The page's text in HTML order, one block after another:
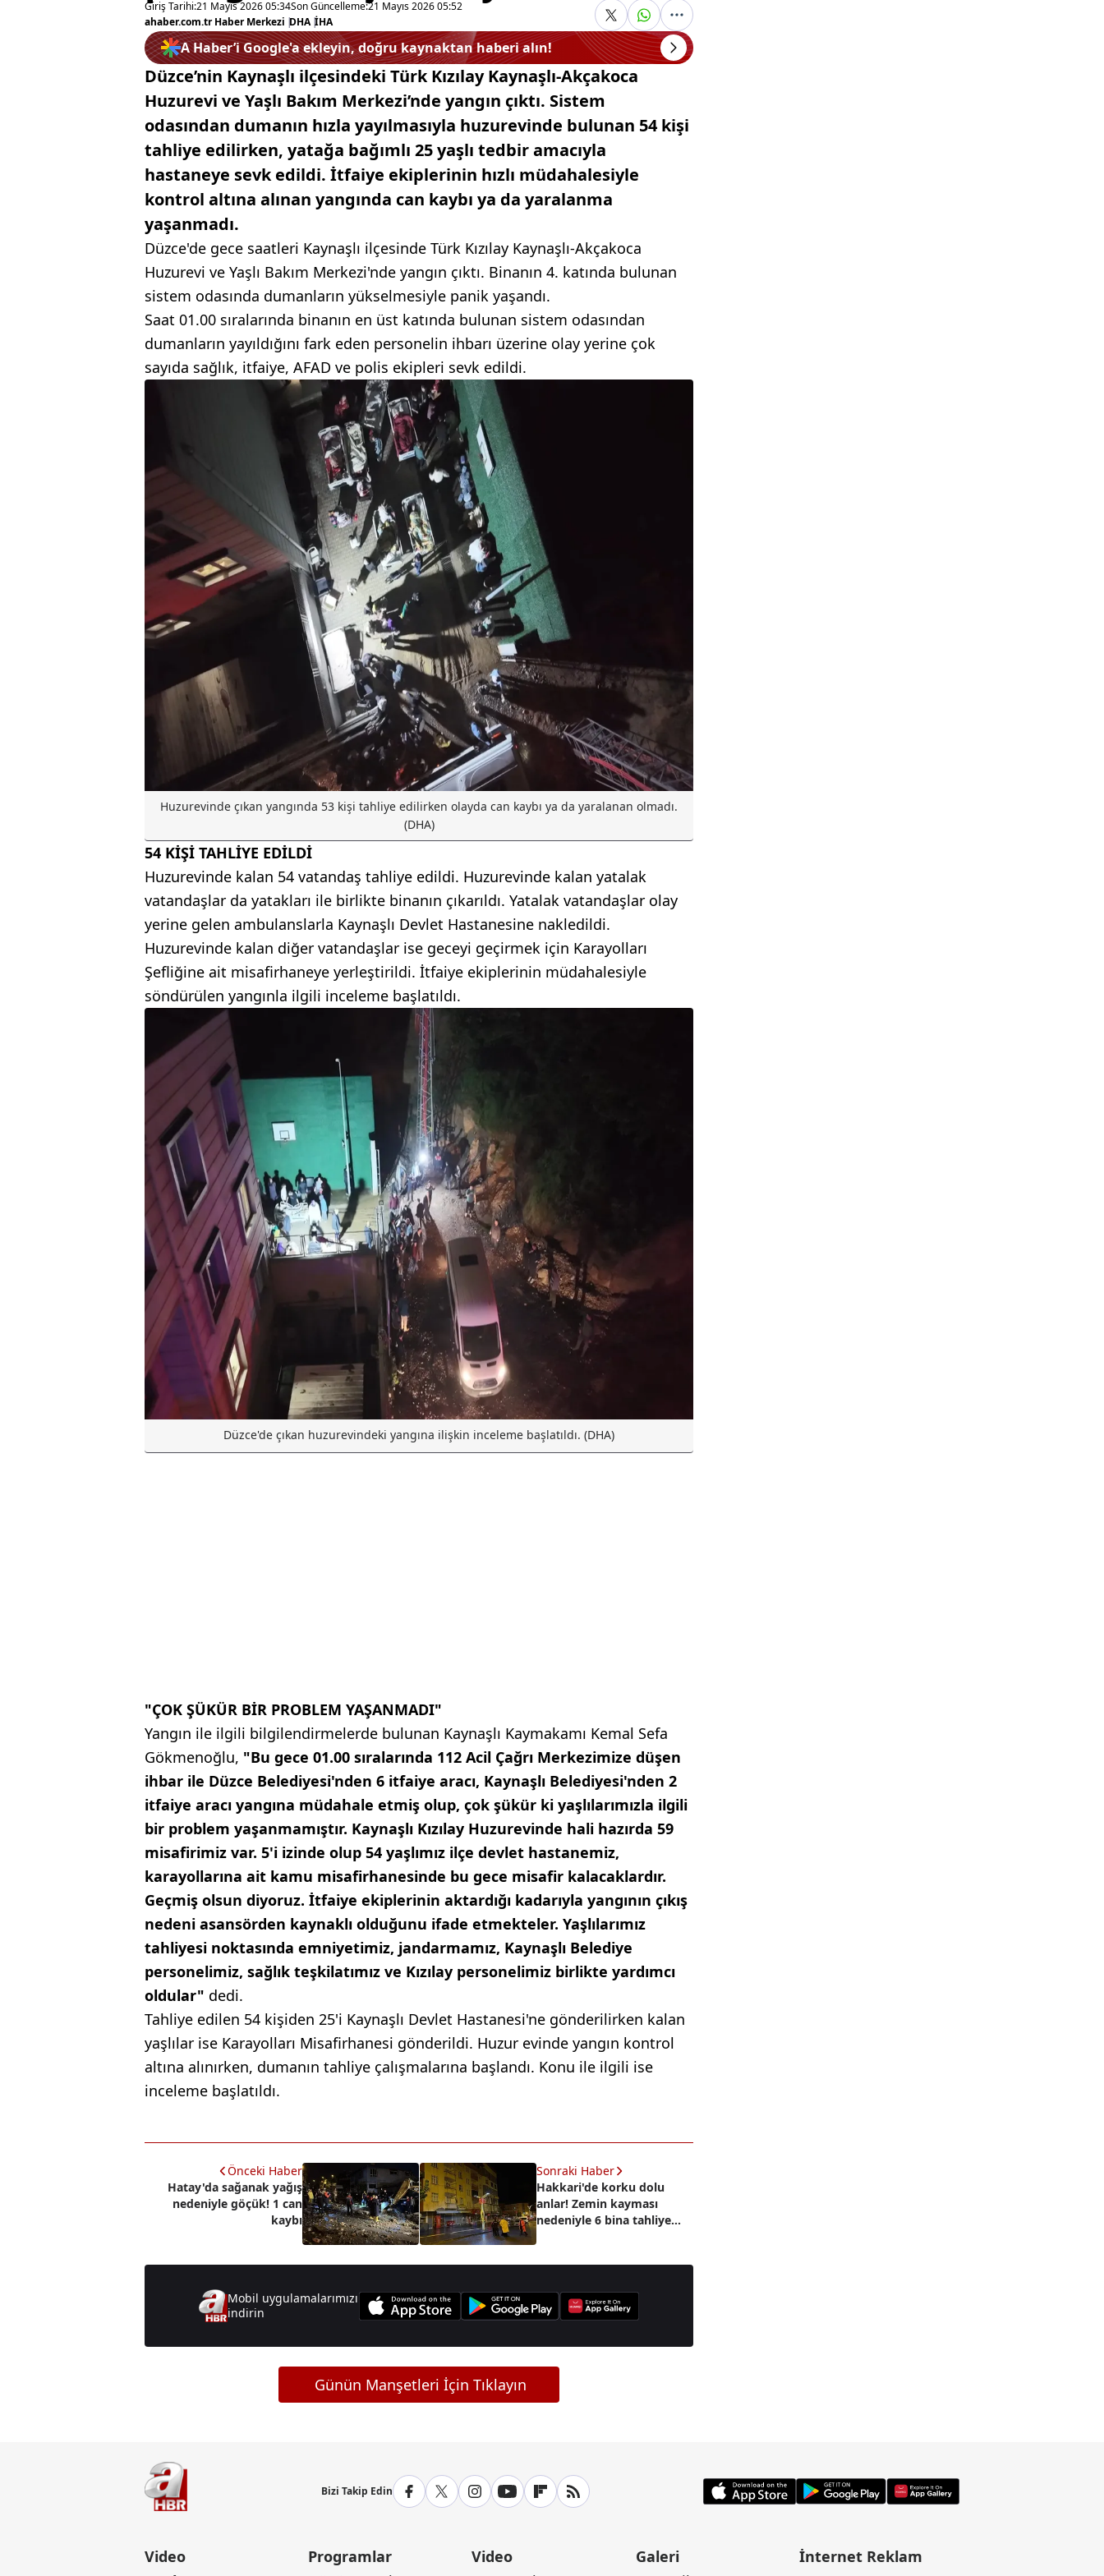
Giriş Tarihi:21 Mayıs 2026 05:34Son Güncelleme:21 Mayıs 2026 05:52
ahaber.com.tr Haber Merkezi |DHA |İHA
A Haber’i Google'a ekleyin, doğru kaynaktan haberi alın!
Düzce’nin Kaynaşlı ilçesindeki Türk Kızılay Kaynaşlı-Akçakoca
Huzurevi ve Yaşlı Bakım Merkezi’nde yangın çıktı. Sistem
odasından dumanın hızla yayılmasıyla huzurevinde bulunan 54 kişi
tahliye edilirken, yatağa bağımlı 25 yaşlı tedbir amacıyla
hastaneye sevk edildi. İtfaiye ekiplerinin hızlı müdahalesiyle
kontrol altına alınan yangında can kaybı ya da yaralanma
yaşanmadı.
Düzce'de gece saatleri Kaynaşlı ilçesinde Türk Kızılay Kaynaşlı-Akçakoca
Huzurevi ve Yaşlı Bakım Merkezi'nde yangın çıktı. Binanın 4. katında bulunan
sistem odasında dumanların yükselmesiyle panik yaşandı.
Saat 01.00 sıralarında binanın en üst katında bulunan sistem odasından
dumanların yayıldığını fark eden personelin ihbarı üzerine olay yerine çok
sayıda sağlık, itfaiye, AFAD ve polis ekipleri sevk edildi.
Huzurevinde çıkan yangında 53 kişi tahliye edilirken olayda can kaybı ya da yaralanan olmadı.
(DHA)
54 KİŞİ TAHLİYE EDİLDİ
Huzurevinde kalan 54 vatandaş tahliye edildi. Huzurevinde kalan yatalak
vatandaşlar da yatakları ile birlikte binanın çıkarıldı. Yatalak vatandaşlar olay
yerine gelen ambulanslarla Kaynaşlı Devlet Hastanesine nakledildi.
Huzurevinde kalan diğer vatandaşlar ise geceyi geçirmek için Karayolları
Şefliğine ait misafirhaneye yerleştirildi. İtfaiye ekiplerinin müdahalesiyle
söndürülen yangınla ilgili inceleme başlatıldı.
Düzce'de çıkan huzurevindeki yangına ilişkin inceleme başlatıldı. (DHA)
"ÇOK ŞÜKÜR BİR PROBLEM YAŞANMADI"
Yangın ile ilgili bilgilendirmelerde bulunan Kaynaşlı Kaymakamı Kemal Sefa
Gökmenoğlu, "Bu gece 01.00 sıralarında 112 Acil Çağrı Merkezimize düşen
ihbar ile Düzce Belediyesi'nden 6 itfaiye aracı, Kaynaşlı Belediyesi'nden 2
itfaiye aracı yangına müdahale etmiş olup, çok şükür ki yaşlılarımızla ilgili
bir problem yaşanmamıştır. Kaynaşlı Kızılay Huzurevinde hali hazırda 59
misafirimiz var. 5'i izinde olup 54 yaşlımız ilçe devlet hastanemiz,
karayollarına ait kamu misafirhanesinde bu gece misafir kalacaklardır.
Geçmiş olsun diyoruz. İtfaiye ekiplerinin aktardığı kadarıyla yangının çıkış
nedeni asansörden kaynaklı olduğunu ifade etmekteler. Yaşlılarımız
tahliyesi noktasında emniyetimiz, jandarmamız, Kaynaşlı Belediye
personelimiz, sağlık teşkilatımız ve Kızılay personelimiz birlikte yardımcı
oldular" dedi.
Tahliye edilen 54 kişiden 25'i Kaynaşlı Devlet Hastanesi'ne gönderilirken kalan
yaşlılar ise Karayolları Misafirhanesi gönderildi. Huzur evinde yangın kontrol
altına alınırken, dumanın tahliye çalışmalarına başlandı. Konu ile ilgili ise
inceleme başlatıldı.
Önceki Haber
Hatay'da sağanak yağış
nedeniyle göçük! 1 can
kaybı
Sonraki Haber
Hakkari'de korku dolu
anlar! Zemin kayması
nedeniyle 6 bina tahliye
Mobil uygulamalarımızı
indirin
Günün Manşetleri İçin Tıklayın
Bizi Takip Edin
Video
Programlar
Video
Galeri
İnternet Reklam